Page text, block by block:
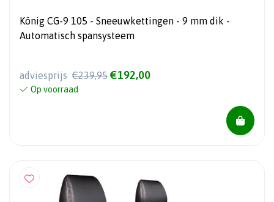
König CG-9 105 - Sneeuwkettingen - 9 mm dik -
Automatisch spansysteem
adviesprijs €239,95 €192,00
Op voorraad